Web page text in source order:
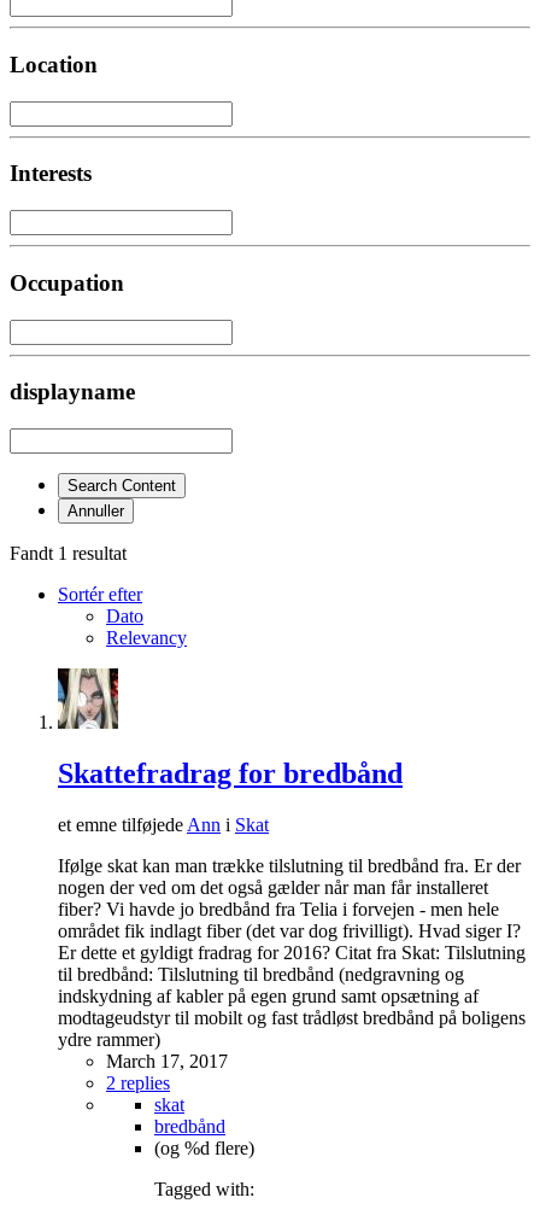
Location
Interests
Occupation
displayname
Search Content
Annuller
Fandt 1 resultat
Sortér efter
Dato
Relevancy
Skattefradrag for bredbånd
et emne tilføjede Ann i Skat
Ifølge skat kan man trække tilslutning til bredbånd fra. Er der
nogen der ved om det også gælder når man får installeret
fiber? Vi havde jo bredbånd fra Telia i forvejen - men hele
området fik indlagt fiber (det var dog frivilligt). Hvad siger I?
Er dette et gyldigt fradrag for 2016? Citat fra Skat: Tilslutning
til bredbånd: Tilslutning til bredbånd (nedgravning og
indskydning af kabler på egen grund samt opsætning af
modtageudstyr til mobilt og fast trådløst bredbånd på boligens
ydre rammer)
March 17, 2017
2 replies
skat
bredbånd
(og %d flere)
Tagged with: